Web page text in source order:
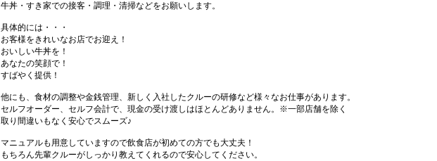
牛丼・すき家での接客・調理・清掃などをお願いします。
具体的には・・・
お客様をきれいなお店でお迎え！
おいしい牛丼を！
あなたの笑顔で！
すばやく提供！
他にも、食材の調整や金銭管理、新しく入社したクルーの研修など様々なお仕事があります。
セルフオーダー、セルフ会計で、現金の受け渡しはほとんどありません。※一部店舗を除く
取り間違いもなく安心でスムーズ♪
マニュアルも用意していますので飲食店が初めての方でも大丈夫！
もちろん先輩クルーがしっかり教えてくれるので安心してください。